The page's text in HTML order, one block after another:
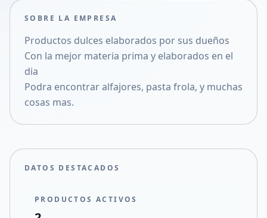
Compartir en X
SOBRE LA EMPRESA
Productos dulces elaborados por sus dueños
Con la mejor materia prima y elaborados en el
dia
Podra encontrar alfajores, pasta frola, y muchas
cosas mas.
DATOS DESTACADOS
PRODUCTOS ACTIVOS